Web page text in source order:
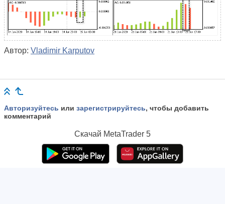
Автор: Vladimir Karputov
Авторизуйтесь или зарегистрируйтесь, чтобы добавить
комментарий
Скачай MetaTrader 5